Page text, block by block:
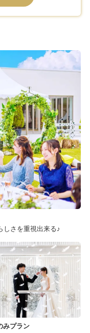
しさを重視出来る♪
みプラン